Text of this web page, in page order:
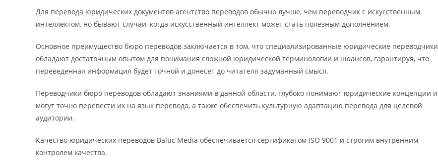
Для перевода юридических документов агентство переводов обычно лучше, чем переводчик с искусственным
интеллектом, но бывают случаи, когда искусственный интеллект может стать полезным дополнением.
Основное преимущество бюро переводов заключается в том, что специализированные юридические переводчики
обладают достаточным опытом для понимания сложной юридической терминологии и нюансов, гарантируя, что
переведенная информация будет точной и донесет до читателя задуманный смысл.
Переводчики бюро переводов обладают знаниями в данной области, глубоко понимают юридические концепции и
могут точно перевести их на язык перевода, а также обеспечить культурную адаптацию перевода для целевой
аудитории.
Качество юридических переводов Baltic Media обеспечивается сертификатом ISO 9001 и строгим внутренним
контролем качества.